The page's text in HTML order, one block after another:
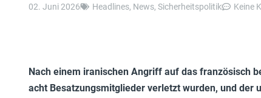
02. Juni 2026 Headlines, News, Sicherheitspolitik Keine
Nach einem iranischen Angriff auf das französisch
acht Besatzungsmitglieder verletzt wurden, und